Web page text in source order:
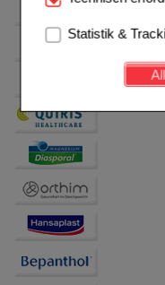
Website notwendig
Kundenkonto),
werden kann.
Einkaufserlebnis
beispielsweise für
Besuchers oder
Verhaltensweisen
auch auf Ihre
betreiben.
Statistik & Tracking:
Informationen über
Statistik &